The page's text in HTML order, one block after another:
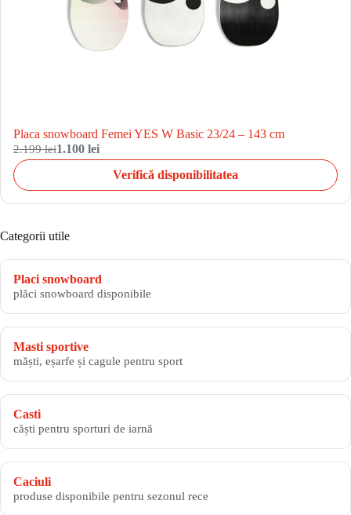
Placa snowboard Femei YES W Basic 23/24 – 143 cm
2.199 lei1.100 lei
Verifică disponibilitatea
Categorii utile
Placi snowboard
plăci snowboard disponibile
Masti sportive
măști, eșarfe și cagule pentru sport
Casti
căști pentru sporturi de iarnă
Caciuli
produse disponibile pentru sezonul rece